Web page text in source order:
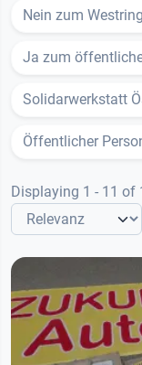
Nein zum Westring
Ja zum
Solidarwerkstatt
Öffentlicher
Displaying 1 - 11 of